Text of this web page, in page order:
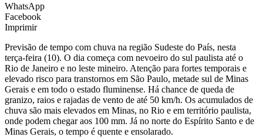
WhatsApp
Facebook
Imprimir
Previsão de tempo com chuva na região Sudeste do País, nesta
terça-feira (10). O dia começa com nevoeiro do sul paulista até o
Rio de Janeiro e no leste mineiro. Atenção para fortes temporais e
elevado risco para transtornos em São Paulo, metade sul de Minas
Gerais e em todo o estado fluminense. Há chance de queda de
granizo, raios e rajadas de vento de até 50 km/h. Os acumulados de
chuva são mais elevados em Minas, no Rio e em território paulista,
onde podem chegar aos 100 mm. Já no norte do Espírito Santo e de
Minas Gerais, o tempo é quente e ensolarado.